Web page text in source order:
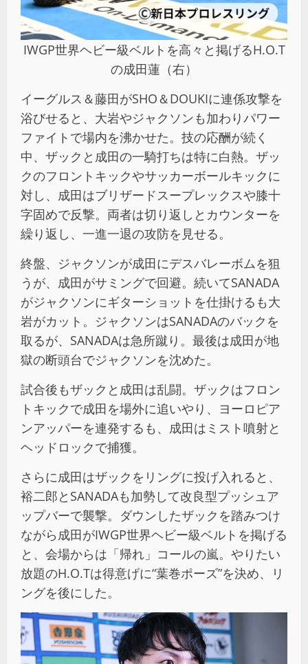
IWGP世界ヘビー級ベルトを高々と掲げるH.O.T
の成田蓮（右）
イーグルス＆藤田がSHO＆DOUKIに連係攻撃を
浴びせると、大岩やジャクソンも加わりパワー
ファイトで場内を沸かせた。技の応酬が続く
中、ザックと成田の一騎打ちは特に白熱。ザッ
クのフロントキックやサッカーボールキックに
対し、成田はブリザードスープレックスや膝十
字固めで反撃。両者は切り返しとカウンターを
繰り返し、一進一退の攻防を見せる。
終盤、ジャクソンが成田にデスバレーボムを狙
うが、成田がサミングで回避。続いてSANADA
がジャクソンにギターショットを仕掛けるも大
岩がカット。ジャクソンはSANADAのバックを
取るが、SANADAは急所蹴り。最後は成田が地
獄の断頭台でジャクソンを沈めた。
試合後もザックと成田は乱闘。ザックはフロン
トキックで成田を場外に追いやり、ヨーロピア
ンアッパーを連発するも、成田はミスト噴射と
ヘッドロックで捕獲。
さらに成田はザックをリングに投げ入れると、
裕二郎とSANADAも加勢して改良型プッシュア
ップバーで襲撃。ダウンしたザックを踏みつけ
ながら成田がIWGP世界ヘビー級ベルトを掲げる
と、会場からは「帰れ」コールの嵐。やりたい
放題のH.O.Tは得意げに“葉巻ポーズ”を決め、リ
ングを後にした。